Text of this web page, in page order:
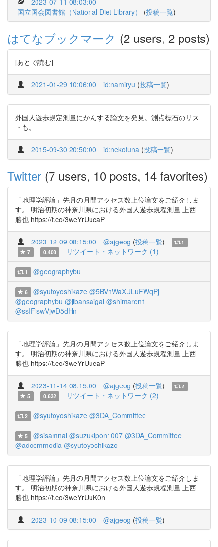
2023-07-11 08:03:00
国立国会図書館（National Diet Library）
(投稿一覧)
はてなブックマーク (2 users, 2 posts)
[あとで読む]
2021-01-29 10:06:00 id:namiryu (投稿一覧)
外国人遊歩規定測量にかんする論文を発見。測点標石のリス
トも。
2015-09-30 20:50:00 id:nekotuna (投稿一覧)
Twitter (7 users, 10 posts, 14 favorites)
「地理学評論」先月の月間アクセス数上位論文をご紹介しま
す。 明治初期の神奈川県における外国人遊歩規程測量 上西
勝也 https://t.co/3weYrUucaP
2023-12-09 08:15:00 @ajgeog (投稿一覧)
1
7
0.408 リツイート・ネットワーク (1)
1 @geographybu
6 @syutoyoshikaze @5BVnWaXULuFWqPj
@geographybu @jibansaigai @shimaren1
@ssIFiswVjwD5dHn
「地理学評論」先月の月間アクセス数上位論文をご紹介しま
す。 明治初期の神奈川県における外国人遊歩規程測量 上西
勝也 https://t.co/3weYrUucaP
2023-11-14 08:15:00 @ajgeog (投稿一覧)
2
5
0.632 リツイート・ネットワーク (2)
2 @syutoyoshikaze @3DA_Committee
5 @sisamnai @suzukipon1007 @3DA_Committee
@adcommedia @syutoyoshikaze
「地理学評論」先月の月間アクセス数上位論文をご紹介しま
す。 明治初期の神奈川県における外国人遊歩規程測量 上西
勝也 https://t.co/3weYrUuK0n
2023-10-09 08:15:00 @ajgeog (投稿一覧)